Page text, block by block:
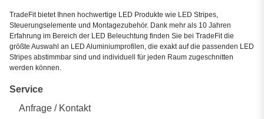
TradeFit bietet Ihnen hochwertige LED Produkte wie LED Stripes,
Steuerungselemente und Montagezubehör. Dank mehr als 10 Jahren
Erfahrung im Bereich der LED Beleuchtung finden Sie bei TradeFit die
größte Auswahl an LED Aluminiumprofilen, die exakt auf die passenden LED
Stripes abstimmbar sind und individuell für jeden Raum zugeschnitten
werden können.
Service
Anfrage / Kontakt